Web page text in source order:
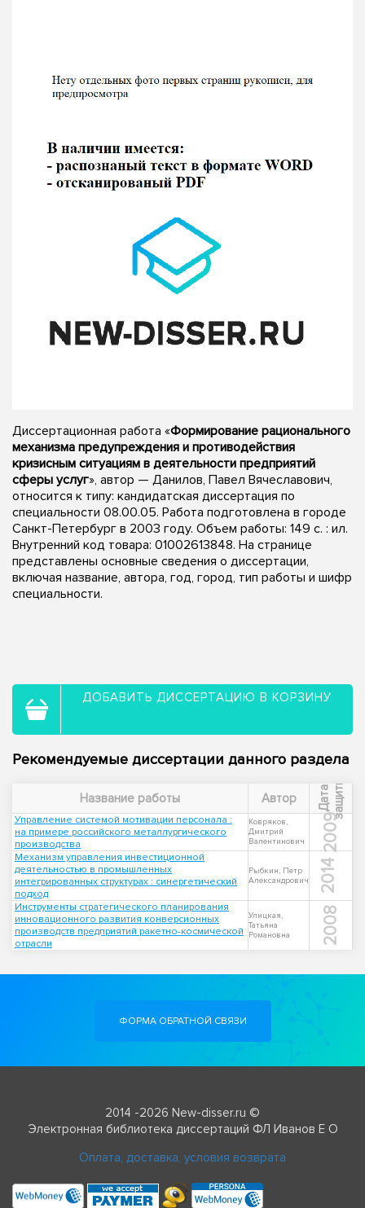
Диссертационная работа «Формирование рационального
механизма предупреждения и противодействия
кризисным ситуациям в деятельности предприятий
сферы услуг», автор — Данилов, Павел Вячеславович,
относится к типу: кандидатская диссертация по
специальности 08.00.05. Работа подготовлена в городе
Санкт-Петербург в 2003 году. Объем работы: 149 с. : ил.
Внутренний код товара: 01002613848. На странице
представлены основные сведения о диссертации,
включая название, автора, год, город, тип работы и шифр
специальности.
ДОБАВИТЬ ДИССЕРТАЦИЮ В КОРЗИНУ
Рекомендуемые диссертации данного раздела
Название работы Автор Д
а
т
а
з
а
щ
и
т ы
Управление системой мотивации персонала :
на примере российского металлургического
производства
Ковряков,
Дмитрий
Валентинович
2009
Механизм управления инвестиционной
деятельностью в промышленных
интегрированных структурах : синергетический
подход
Рыбкин, Петр
Александрович
2014
Инструменты стратегического планирования
инновационного развития конверсионных
производств предприятий ракетно-космической
отрасли
Улицкая,
Татьяна
Романовна
2008
ФОРМА ОБРАТНОЙ СВЯЗИ
2014 -2026 New-disser.ru ©
Электронная библиотека диссертаций ФЛ Иванов Е О
Оплата, доставка, условия возврата